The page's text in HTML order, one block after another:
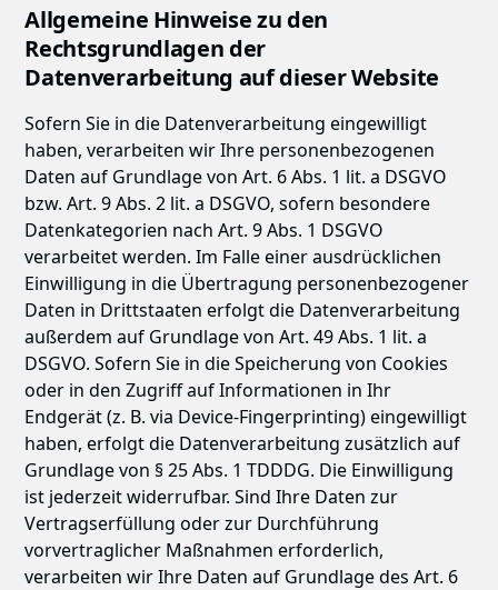
Allgemeine Hinweise zu den
Rechtsgrundlagen der
Datenverarbeitung auf dieser Website
Sofern Sie in die Datenverarbeitung eingewilligt
haben, verarbeiten wir Ihre personenbezogenen
Daten auf Grundlage von Art. 6 Abs. 1 lit. a DSGVO
bzw. Art. 9 Abs. 2 lit. a DSGVO, sofern besondere
Datenkategorien nach Art. 9 Abs. 1 DSGVO
verarbeitet werden. Im Falle einer ausdrücklichen
Einwilligung in die Übertragung personenbezogener
Daten in Drittstaaten erfolgt die Datenverarbeitung
außerdem auf Grundlage von Art. 49 Abs. 1 lit. a
DSGVO. Sofern Sie in die Speicherung von Cookies
oder in den Zugriff auf Informationen in Ihr
Endgerät (z. B. via Device-Fingerprinting) eingewilligt
haben, erfolgt die Datenverarbeitung zusätzlich auf
Grundlage von § 25 Abs. 1 TDDDG. Die Einwilligung
ist jederzeit widerrufbar. Sind Ihre Daten zur
Vertragserfüllung oder zur Durchführung
vorvertraglicher Maßnahmen erforderlich,
verarbeiten wir Ihre Daten auf Grundlage des Art. 6